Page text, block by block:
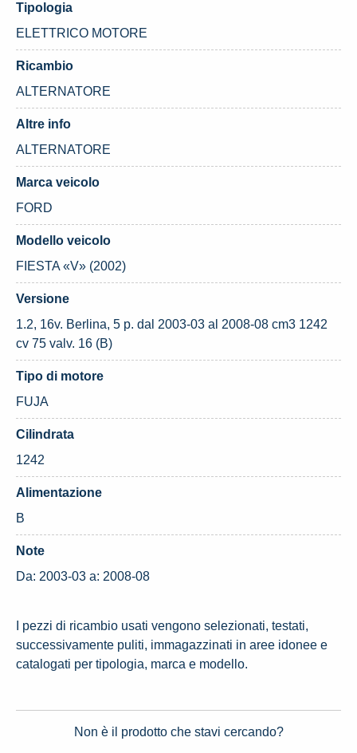
Tipologia
ELETTRICO MOTORE
Ricambio
ALTERNATORE
Altre info
ALTERNATORE
Marca veicolo
FORD
Modello veicolo
FIESTA «V» (2002)
Versione
1.2, 16v. Berlina, 5 p. dal 2003-03 al 2008-08 cm3 1242
cv 75 valv. 16 (B)
Tipo di motore
FUJA
Cilindrata
1242
Alimentazione
B
Note
Da: 2003-03 a: 2008-08
I pezzi di ricambio usati vengono selezionati, testati,
successivamente puliti, immagazzinati in aree idonee e
catalogati per tipologia, marca e modello.
Non è il prodotto che stavi cercando?